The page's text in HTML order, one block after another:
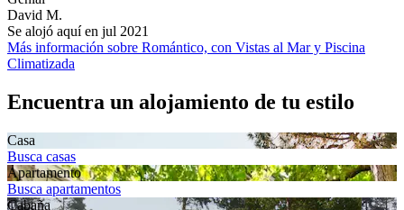
David M.
Se alojó aquí en jul 2021
Más información sobre Romántico, con Vistas al Mar y Piscina
Climatizada
Encuentra un alojamiento de tu estilo
Casa
Busca casas
Apartamento
Busca apartamentos
Cabaña